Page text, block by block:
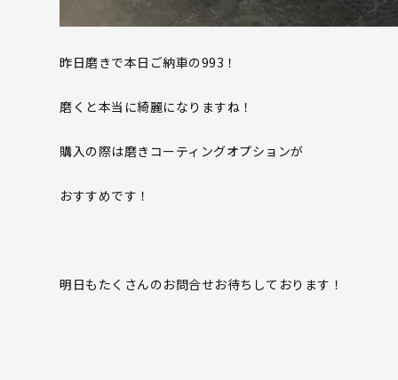
昨日磨きで本日ご納車の993！
磨くと本当に綺麗になりますね！
購入の際は磨きコーティングオプションが
おすすめです！
明日もたくさんのお問合せお待ちしております！